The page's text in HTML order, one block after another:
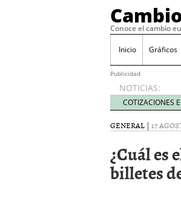
Conoce el cambio
Inicio Gráficos
Publicidad
NOTICIAS:
COTIZACIONES
GENERAL | 17
¿Cuál es
billetes